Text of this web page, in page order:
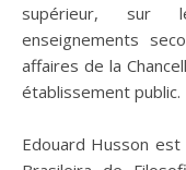
supérieur, sur
enseignements
affaires de la
établissement public.
Edouard Husson est